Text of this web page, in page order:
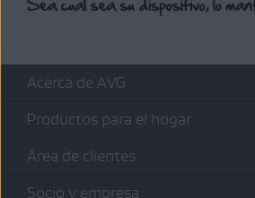
Acerca de AVG
Productos para el hogar
Área de clientes
Socio y empresa